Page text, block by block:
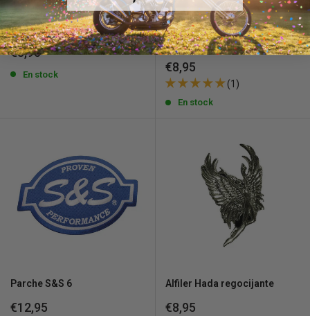
Título de Vicepresidente Pin
Precio
venta
€8,95
En stock
Pin de motocicleta de color
negro
Precio
de
venta
€8,95
(1)
En stock
Parche S&S 6
Precio
€12,95
Alfiler Hada regocijante
Precio
€8,95